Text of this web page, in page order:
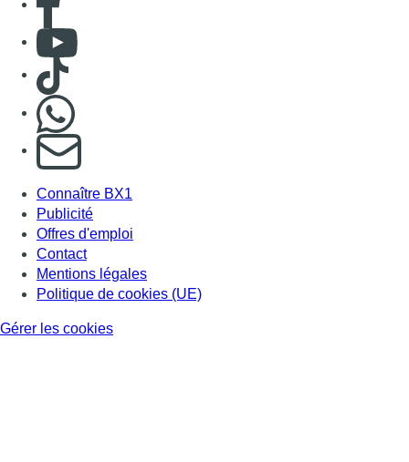
Consulter Youtube
Consulter TikTok
S'abonner à notre newsletter
Connaître BX1
Publicité
Offres d'emploi
Contact
Mentions légales
Politique de cookies (UE)
Gérer les cookies